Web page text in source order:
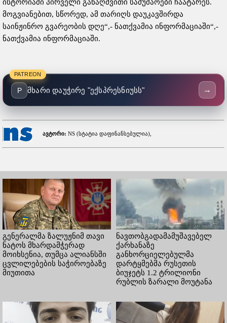
ისტორიაში პირველი განაღმვითი სამუშაოები ჩაატარეს.
მოგვიანებით, სწორედ, ამ თარიღს დაუკავშირდა
საინჟინრო გვარეობის დღე“,- ნათქვამია ინფორმაციაში“,-
ნათქვამია ინფორმაციაში.
PATREON
P მხარი დაუჭირე "ექსპრესნიუსს" →
ავტორი: NS (სტატია დაფინანსებულია),
გენერალმა ზალუჟნიმ თავი
ნატოს მხარდამჭერად
მოიხსენია, თუმცა ალიანსში
ცვლილებების საჭიროებაზე
მიუთითა
ნავთობგადამამუშავებელ
ქარხანაზე
განხორციელებულმა
დარტყმებმა რუსეთის
ბიუჯეტს 1.2 ტრილიონი
რუბლის ზარალი მოუტანა